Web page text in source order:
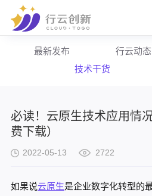
最新发布 行云动态
技术干货
必读！云原生技术应用情
费下载）
2022-05-13 2722
如果说云原生是企业数字化转型的